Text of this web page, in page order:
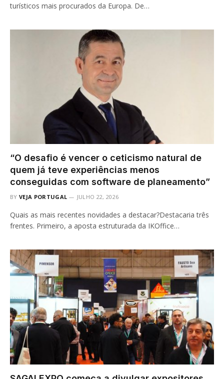
turísticos mais procurados da Europa. De…
“O desafio é vencer o ceticismo natural de
quem já teve experiências menos
conseguidas com software de planeamento”
BY VEJA PORTUGAL JULHO 22, 2026
Quais as mais recentes novidades a destacar?Destacaria três
frentes. Primeiro, a aposta estruturada da IKOffice…